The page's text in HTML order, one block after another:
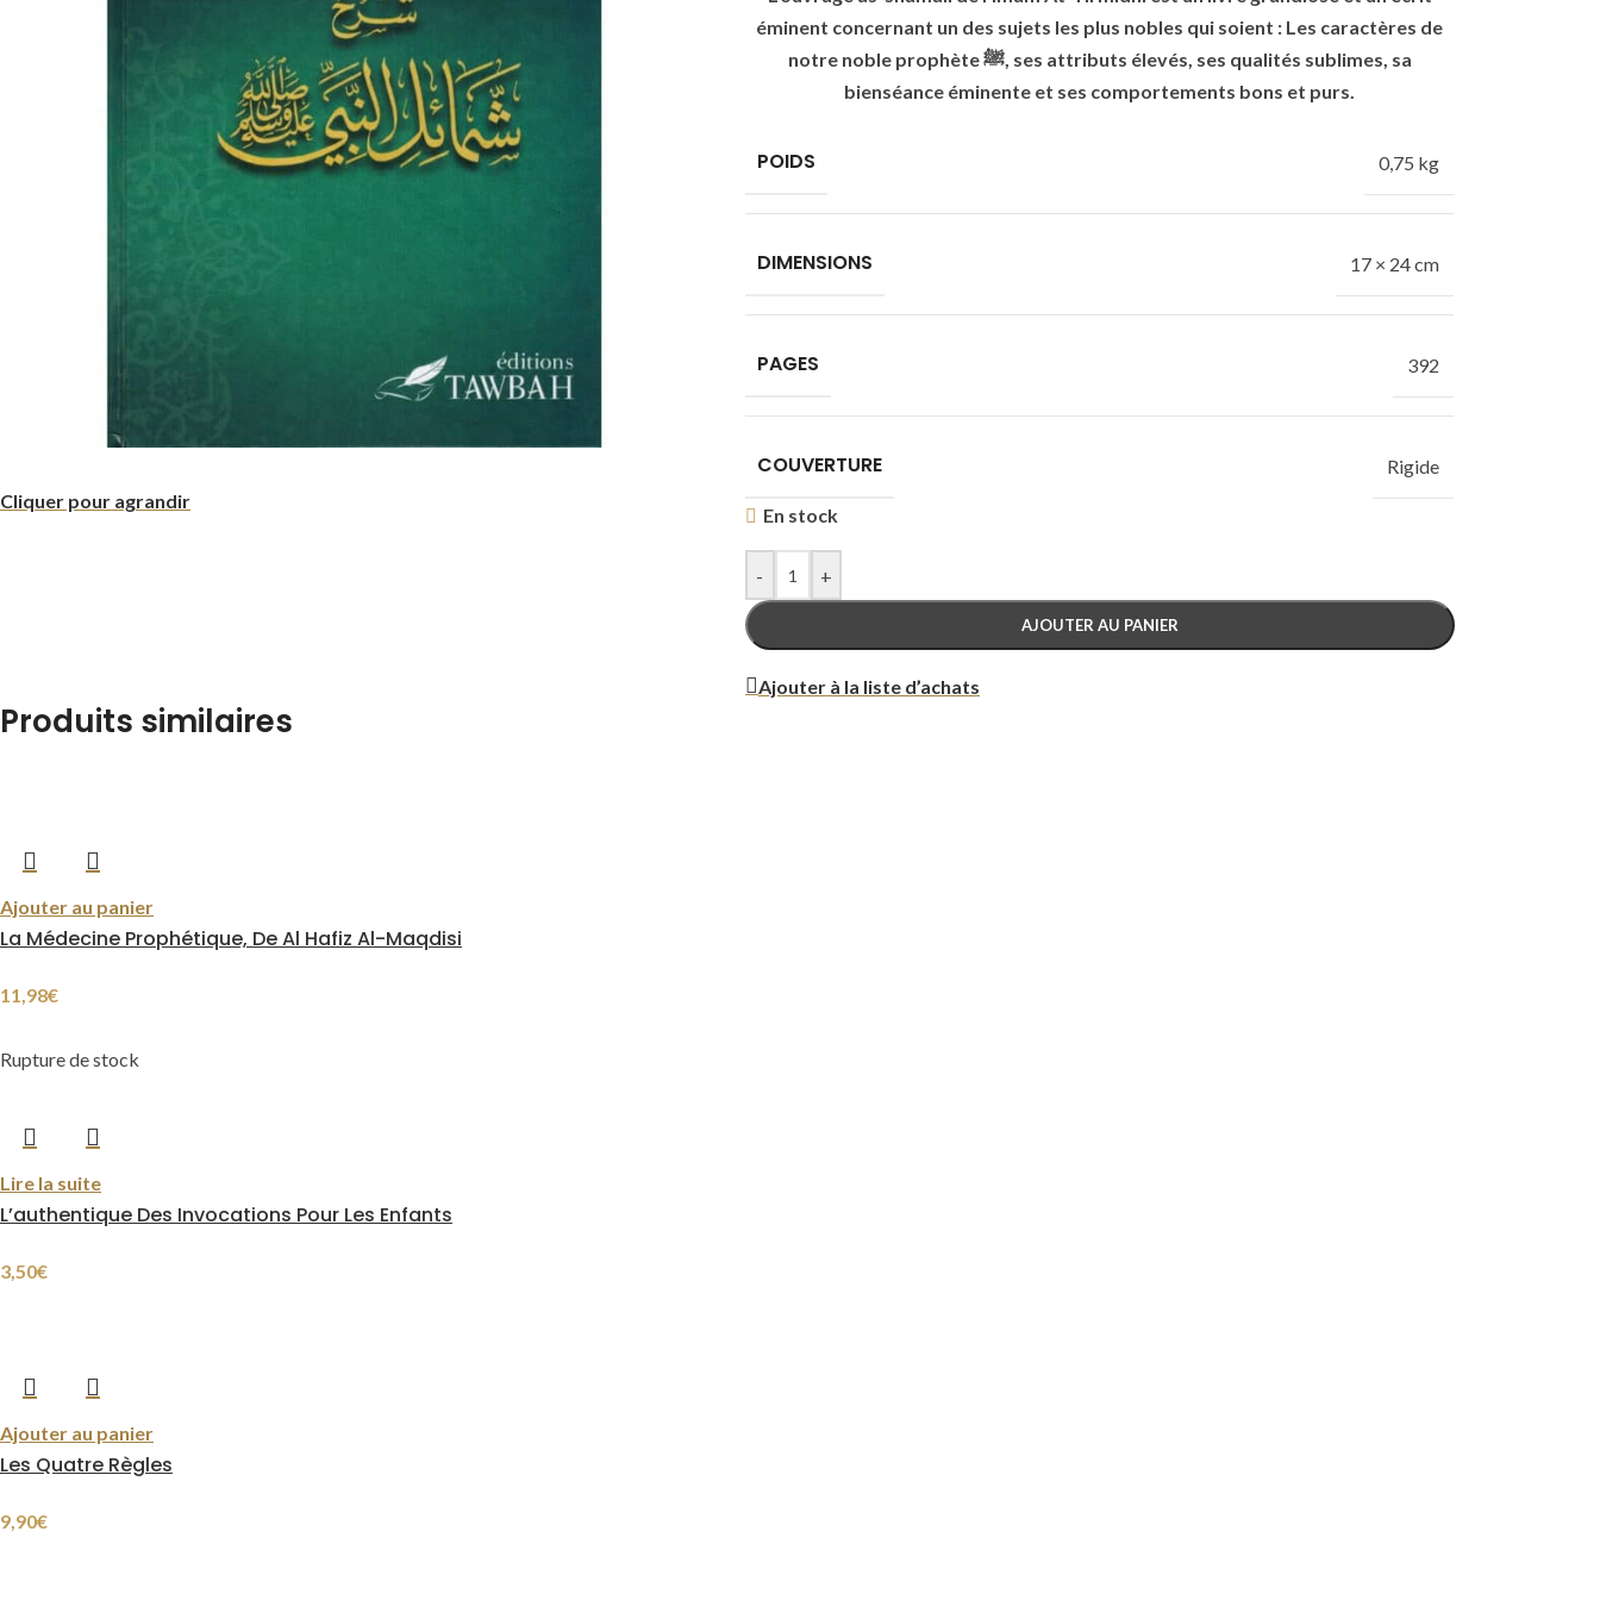
Cliquer pour agrandir
éminent concernant un des sujets les plus nobles qui soient : Les caractères de
notre noble prophète ﷺ, ses attributs élevés, ses qualités sublimes, sa
bienséance éminente et ses comportements bons et purs.
POIDS 0,75 kg
DIMENSIONS 17 × 24 cm
PAGES 392
COUVERTURE Rigide
En stock
- +
AJOUTER AU PANIER
Ajouter à la liste d’achats
Produits similaires
Ajouter au panier
La Médecine Prophétique, De Al Hafiz Al-Maqdisi
11,98€
Rupture de stock
Lire la suite
L’authentique Des Invocations Pour Les Enfants
3,50€
Ajouter au panier
Les Quatre Règles
9,90€